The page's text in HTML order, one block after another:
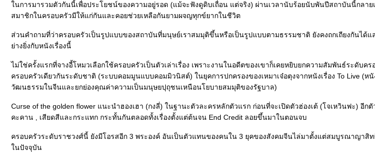
นการมารวมตัวกันนี้เพื่อประโยชน์ของความอยู่รอด (แม้จะฟังดูดิบเถื่อน แต่จริง) ผ่านเวลานับร้อยนับพันปีสถาบันนี้กลา
สมาชิกในครอบครัวมีให้แก่กันและคอยช่วยเหลือกันยามผจญทุกข์ยากในชีวิต
ส่วนคำถามที่ว่าครอบครัวเป็นรูปแบบของสถาบันที่มนุษย์เราสมมุติขึ้นหรือเป็นรูปแบบตามธรรมชาติ ยังคงถกเถียงกันได้
่างยิ่งกับหนังเรื่องนี้
ไม่ใช่ครั้งแรกที่จางอี้โหมวเลือกใช้ครอบครัวเป็นตัวเล่าเรื่อง เพราะงานในอดีตของเขาก็เคยหยิบยกความสัมพันธ์ระดับค
ครอบครัวเดียวกันระดับชาติ (ระบบคอมมูนแบบคอมมิวนิสต์) ในยุคการปกครองของเหมาเจ๋อตุงจากหนังเรื่อง To Live (ห
วัฒนธรรมในจีนและยกย่องคุณค่าความเป็นมนุษยปุถุชนเหนือนโยบายสมมุติของรัฐบาล)
Curse of the golden flower แนะนำฮองเฮา (กงลี่) ในฐานะตัวละครหลักตัวแรก ก่อนที่จะเปิดตัวฮ่องเต้ (โจเหวินฟะ) อี
คะคาน , เสียดสีและกระแทก กระทั้นกันตลอดทั้งเรื่องตั้งแต่ต้นจน End Credit ลอยขึ้นมาในตอนจบ
ครอบครัวระดับราชวงศ์นี้ ยังมีโอรสอีก 3 พระองค์ อันเป็นตัวแทนของคนใน 3 ยุคของสังคมจีนไล่มาตั้งแต่สมบูรณาญา
นปัจจุบัน